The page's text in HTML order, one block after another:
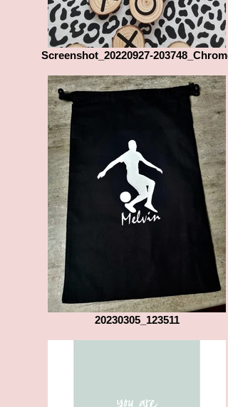
Screenshot_20220927-203748_Chrome
20230305_123511